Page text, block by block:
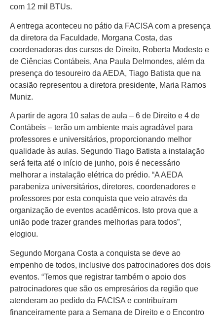
com 12 mil BTUs.
A entrega aconteceu no pátio da FACISA com a presença
da diretora da Faculdade, Morgana Costa, das
coordenadoras dos cursos de Direito, Roberta Modesto e
de Ciências Contábeis, Ana Paula Delmondes, além da
presença do tesoureiro da AEDA, Tiago Batista que na
ocasião representou a diretora presidente, Maria Ramos
Muniz.
A partir de agora 10 salas de aula – 6 de Direito e 4 de
Contábeis – terão um ambiente mais agradável para
professores e universitários, proporcionando melhor
qualidade às aulas. Segundo Tiago Batista a instalação
será feita até o início de junho, pois é necessário
melhorar a instalação elétrica do prédio. “A AEDA
parabeniza universitários, diretores, coordenadores e
professores por esta conquista que veio através da
organização de eventos acadêmicos. Isto prova que a
união pode trazer grandes melhorias para todos”,
elogiou.
Segundo Morgana Costa a conquista se deve ao
empenho de todos, inclusive dos patrocinadores dos dois
eventos. “Temos que registrar também o apoio dos
patrocinadores que são os empresários da região que
atenderam ao pedido da FACISA e contribuíram
financeiramente para a Semana de Direito e o Encontro